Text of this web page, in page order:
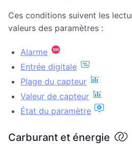
Ces conditions suivent les
valeurs des paramètres :
Alarme
Entrée digitale
Plage du capteur
Valeur de capteur
État du paramètre
Carburant et énergie